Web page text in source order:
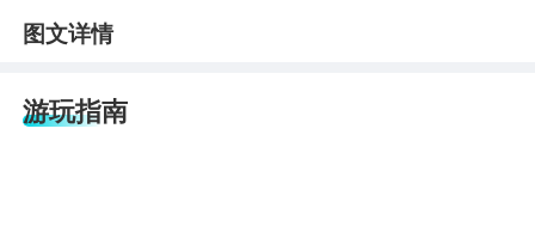
图文详情
游玩指南